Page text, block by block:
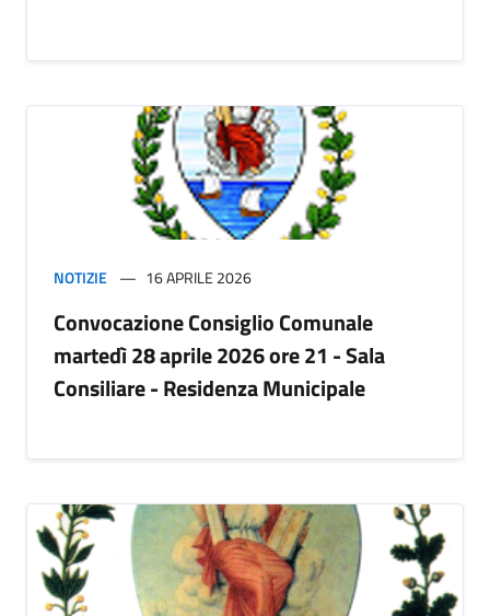
NOTIZIE 16 APRILE 2026
Convocazione Consiglio Comunale
martedì 28 aprile 2026 ore 21 - Sala
Consiliare - Residenza Municipale